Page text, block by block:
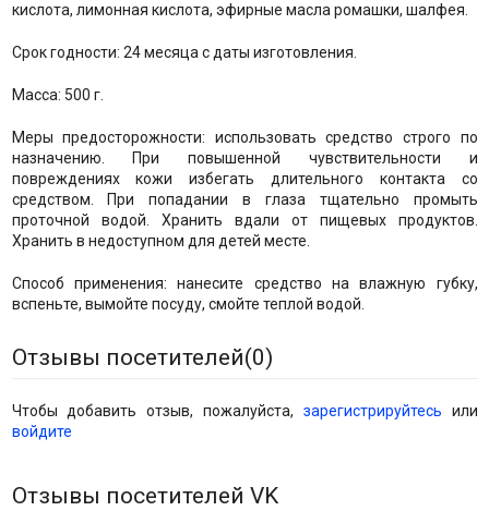
кислота, лимонная кислота, эфирные масла ромашки, шалфея.
Срок годности: 24 месяца с даты изготовления.
Масса: 500 г.
Меры предосторожности: использовать средство строго по
назначению. При повышенной чувствительности и
повреждениях кожи избегать длительного контакта со
средством. При попадании в глаза тщательно промыть
проточной водой. Хранить вдали от пищевых продуктов.
Хранить в недоступном для детей месте.
Способ применения: нанесите средство на влажную губку,
вспеньте, вымойте посуду, смойте теплой водой.
Отзывы посетителей(0)
Чтобы добавить отзыв, пожалуйста, зарегистрируйтесь или
войдите
Отзывы посетителей VK